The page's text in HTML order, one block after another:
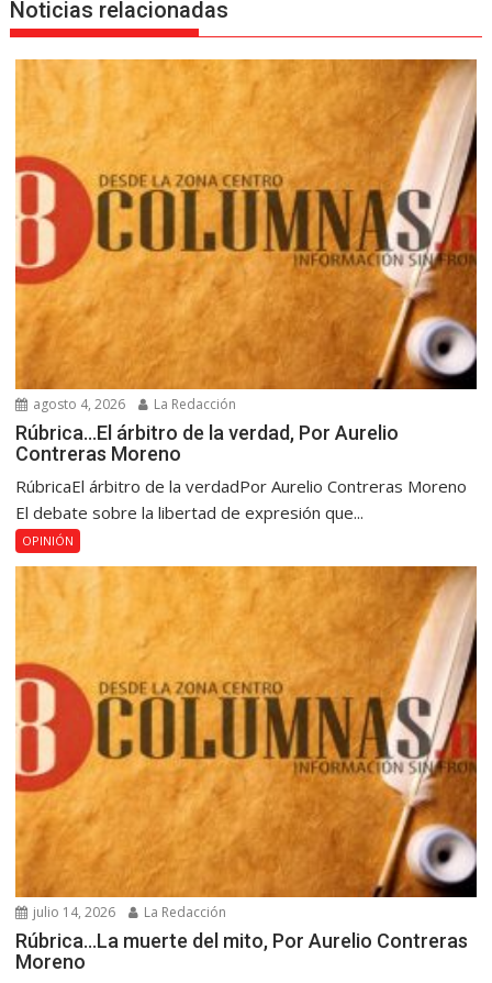
Noticias relacionadas
agosto 4, 2026 La Redacción
Rúbrica…El árbitro de la verdad, Por Aurelio
Contreras Moreno
RúbricaEl árbitro de la verdadPor Aurelio Contreras Moreno
El debate sobre la libertad de expresión que...
OPINIÓN
julio 14, 2026 La Redacción
Rúbrica…La muerte del mito, Por Aurelio Contreras
Moreno